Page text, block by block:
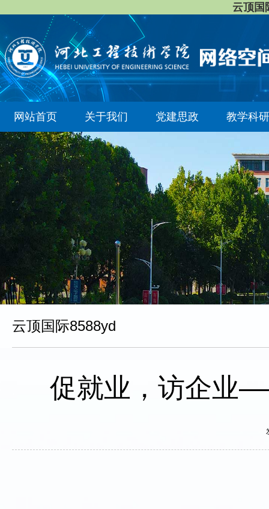
云顶国
网站首页 关于我们 党建思政 教学科研
云顶国际8588yd
促就业，访企业